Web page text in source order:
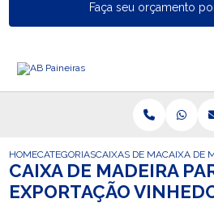
Faça seu orçamento
HOMECATEGORIASCAIXAS DE MADEIRA
CAIXA DE
CAIXA DE MADEIRA
EXPORTAÇÃO